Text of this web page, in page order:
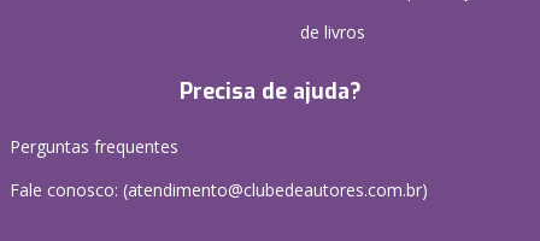
de livros
Precisa de ajuda?
Perguntas frequentes
Fale conosco: (atendimento@clubedeautores.com.br)